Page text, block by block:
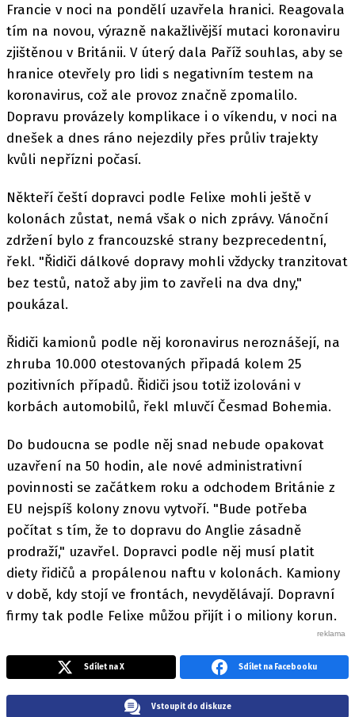
Francie v noci na pondělí uzavřela hranici. Reagovala
tím na novou, výrazně nakažlivější mutaci koronaviru
zjištěnou v Británii. V úterý dala Paříž souhlas, aby se
hranice otevřely pro lidi s negativním testem na
koronavirus, což ale provoz značně zpomalilo.
Dopravu provázely komplikace i o víkendu, v noci na
dnešek a dnes ráno nejezdily přes průliv trajekty
kvůli nepřízni počasí.
Někteří čeští dopravci podle Felixe mohli ještě v
kolonách zůstat, nemá však o nich zprávy. Vánoční
zdržení bylo z francouzské strany bezprecedentní,
řekl. "Řidiči dálkové dopravy mohli vždycky tranzitovat
bez testů, natož aby jim to zavřeli na dva dny,"
poukázal.
Řidiči kamionů podle něj koronavirus neroznášejí, na
zhruba 10.000 otestovaných připadá kolem 25
pozitivních případů. Řidiči jsou totiž izolováni v
korbách automobilů, řekl mluvčí Česmad Bohemia.
Do budoucna se podle něj snad nebude opakovat
uzavření na 50 hodin, ale nové administrativní
povinnosti se začátkem roku a odchodem Británie z
EU nejspíš kolony znovu vytvoří. "Bude potřeba
počítat s tím, že to dopravu do Anglie zásadně
prodraží," uzavřel. Dopravci podle něj musí platit
diety řidičů a propálenou naftu v kolonách. Kamiony
v době, kdy stojí ve frontách, nevydělávají. Dopravní
firmy tak podle Felixe můžou přijít i o miliony korun.
Sdílet na X Sdílet na Facebooku
Vstoupit do diskuze